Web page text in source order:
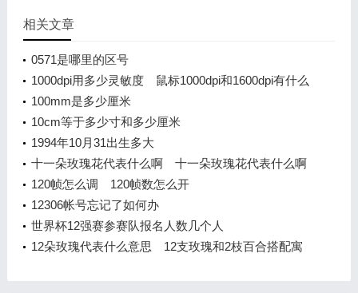
相关文章
0571是哪里的区号
1000dpi用多少灵敏度 鼠标1000dpi和1600dpi有什么
区别
100mm是多少厘米
10cm等于多少寸和多少厘米
1994年10月31出生多大
十一朵玫瑰花代表什么啊 十一朵玫瑰花代表什么啊
120帧怎么调 120帧数怎么开
12306帐号忘记了如何办
世界杯12强赛参赛队报名人数几个人
12朵玫瑰代表什么意思 12支玫瑰和2枝百合搭配寓